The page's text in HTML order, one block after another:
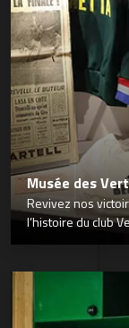
Musée des
Revivez nos
l’histoire du club